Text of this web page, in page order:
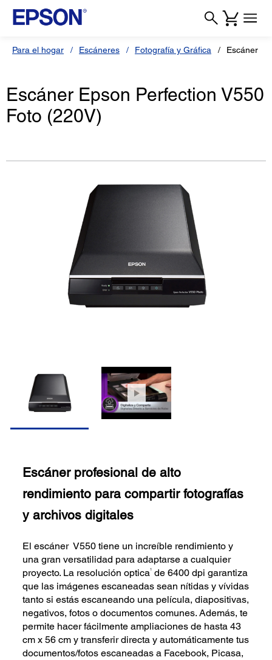
Para el hogar Escáneres Fotografía y Gráfica Escáner
Escáner Epson Perfection V550
Foto (220V)
Escáner profesional de alto
rendimiento para compartir fotografías
y archivos digitales
El escáner V550 tiene un increíble rendimiento y
una gran versatilidad para adaptarse a cualquier
proyecto. La resolución optica1 de 6400 dpi garantiza
que las imágenes escaneadas sean nítidas y vívidas
tanto si estás escaneando una película, diapositivas,
negativos, fotos o documentos comunes. Además, te
permite hacer fácilmente ampliaciones de hasta 43
cm x 56 cm y transferir directa y automáticamente tus
documentos/fotos escaneadas a Facebook, Picasa,